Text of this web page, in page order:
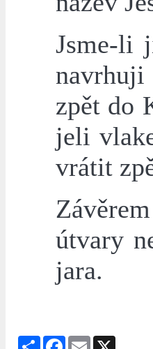
Jsme-li
zpět do
jeli
vrátit
útvary
jara.
Share Facebook
Email